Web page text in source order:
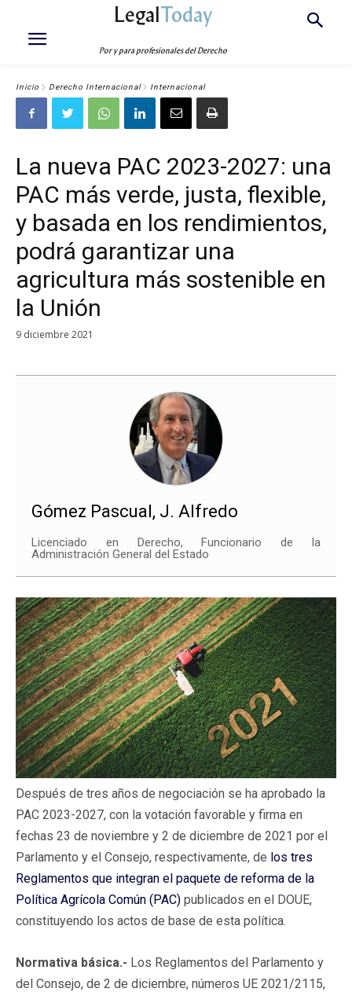
LegalToday
Por y para profesionales del Derecho
Inicio Derecho Internacional Internacional
La nueva PAC 2023-2027: una
PAC más verde, justa, flexible,
y basada en los rendimientos,
podrá garantizar una
agricultura más sostenible en
la Unión
9 diciembre 2021
Gómez Pascual, J. Alfredo
Licenciado en Derecho, Funcionario de la
Administración General del Estado
Después de tres años de negociación se ha aprobado la
PAC 2023-2027, con la votación favorable y firma en
fechas 23 de noviembre y 2 de diciembre de 2021 por el
Parlamento y el Consejo, respectivamente, de los tres
Reglamentos que integran el paquete de reforma de la
Política Agrícola Común (PAC) publicados en el DOUE,
constituyendo los actos de base de esta política.
Normativa básica.- Los Reglamentos del Parlamento y
del Consejo, de 2 de diciembre, números UE 2021/2115,